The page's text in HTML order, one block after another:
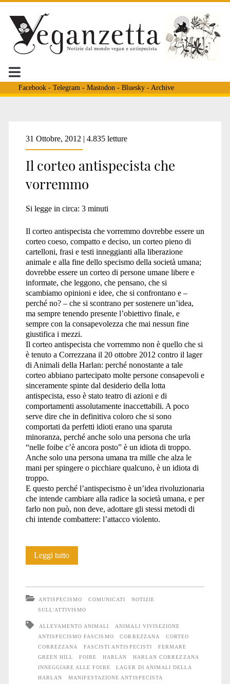
Facebook- Telegram - Mastodon - Bluesky- Archive
Tag:
<span>antispecismo
fascismo</span>
31 Ottobre, 2012 | 4.835 letture
Il corteo antispecista che
vorremmo
Si legge in circa: 3 minuti
Il corteo antispecista che vorremmo dovrebbe essere un
corteo coeso, compatto e deciso, un corteo pieno di
cartelloni, frasi e testi inneggianti alla liberazione
animale e alla fine dello specismo della società umana;
dovrebbe essere un corteo di persone umane libere e
informate, che leggono, che pensano, che si
scambiamo opinioni e idee, che si confrontano e –
perché no? – che si scontrano per sostenere un’idea,
ma sempre tenendo presente l’obiettivo finale, e
sempre con la consapevolezza che mai nessun fine
giustifica i mezzi.
Il corteo antispecista che vorremmo non è quello che si
è tenuto a Correzzana il 20 ottobre 2012 contro il lager
di Animali della Harlan: perché nonostante a tale
corteo abbiano partecipato molte persone consapevoli e
sinceramente spinte dal desiderio della lotta
antispecista, esso è stato teatro di azioni e di
comportamenti assolutamente inaccettabili. A poco
serve dire che in definitiva coloro che si sono
comportati da perfetti idioti erano una sparuta
minoranza, perché anche solo una persona che urla
“nelle foibe c’è ancora posto” è un idiota di troppo.
Anche solo una persona umana tra mille che alza le
mani per spingere o picchiare qualcuno, è un idiota di
troppo.
E questo perché l’antispecismo è un’idea rivoluzionaria
che intende cambiare alla radice la società umana, e per
farlo non può, non deve, adottare gli stessi metodi di
chi intende combattere: l’attacco violento.
Leggi tuttoIl
che
vorremmo
ANTISPECISMO COMUNICATI
NOTIZIE
SULL'ATTIVISMO
ALLEVAMENTO ANIMALI
ANIMALI VIVISEZIONE
ANTISPECISMO FASCISMO
CORREZZANA
CORTEO
CORREZZANA
FASCISTI ANTISPECISTI
FERMARE
GREEN HILL
FOIBE HARLAN
HARLAN CORREZZANA
INNEGGIARE ALLE FOIBE
LAGER DI ANIMALI DELLA
HARLAN
MANIFESTAZIONE ANTISPECISTA